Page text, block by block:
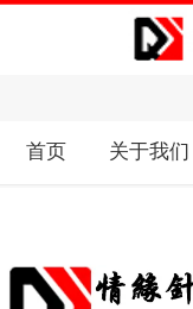
首页 关于我们